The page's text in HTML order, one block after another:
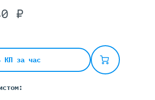
GPU
Ascend
₽
КП за час